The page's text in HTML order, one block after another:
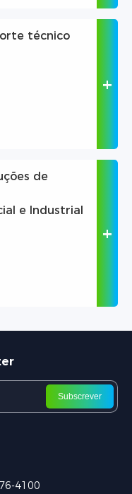
técnico
de
e Industrial
Subscrever
4100